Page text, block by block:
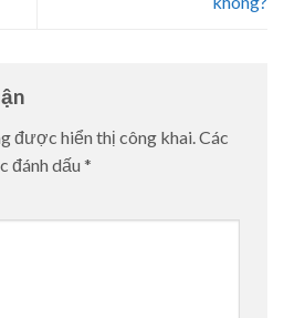
được hiển thị công khai.Các
đánh dấu *